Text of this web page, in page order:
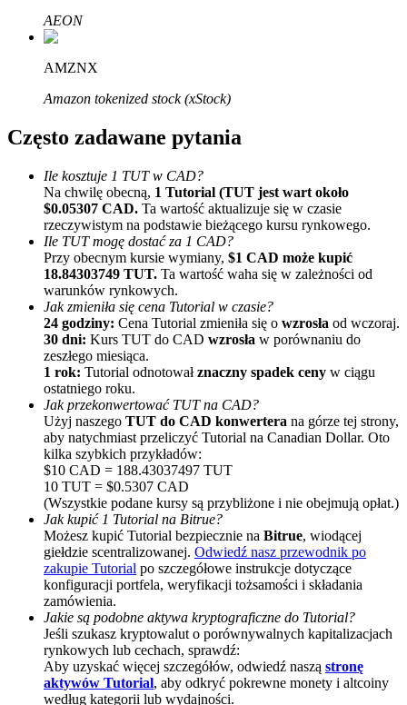
Afiliaci Bitrue
Aż do 65% prowizji!
Polecaj
Zaproś przyjaciela, aby otrzymać nagrody pieniężne
BTC Welcome Rewards
BTC Welcome Rewards
Deposit & Trade BTC to Share 25000 USDT prize pool!
AEON
AMZNX
Amazon tokenized stock (xStock)
Często zadawane pytania
Ile kosztuje 1 TUT w CAD?
Na chwilę obecną, 1 Tutorial (TUT jest wart około
$0.05307 CAD. Ta wartość aktualizuje się w czasie
rzeczywistym na podstawie bieżącego kursu rynkowego.
Ile TUT mogę dostać za 1 CAD?
Przy obecnym kursie wymiany, $1 CAD może kupić
18.84303749 TUT. Ta wartość waha się w zależności od
warunków rynkowych.
Jak zmieniła się cena Tutorial w czasie?
24 godziny: Cena Tutorial zmieniła się o wzrosła od wczoraj.
30 dni: Kurs TUT do CAD wzrosła w porównaniu do
zeszłego miesiąca.
1 rok: Tutorial odnotowałznaczny spadek ceny w ciągu
ostatniego roku.
Jak przekonwertować TUT na CAD?
Użyj naszego TUT do CAD konwertera na górze tej strony,
aby natychmiast przeliczyć Tutorial na Canadian Dollar. Oto
kilka szybkich przykładów:
$10 CAD = 188.43037497 TUT
10 TUT = $0.5307 CAD
(Wszystkie podane kursy są przybliżone i nie obejmują opłat.)
Jak kupić 1 Tutorial na Bitrue?
Możesz kupić Tutorial bezpiecznie na Bitrue, wiodącej
giełdzie scentralizowanej. Odwiedź nasz przewodnik po
zakupie Tutorial po szczegółowe instrukcje dotyczące
konfiguracji portfela, weryfikacji tożsamości i składania
zamówienia.
Jakie są podobne aktywa kryptograficzne do Tutorial?
Jeśli szukasz kryptowalut o porównywalnych kapitalizacjach
rynkowych lub cechach, sprawdź:
Aby uzyskać więcej szczegółów, odwiedź naszą stronę
aktywów Tutorial, aby odkryć pokrewne monety i altcoiny
według kategorii lub wydajności.